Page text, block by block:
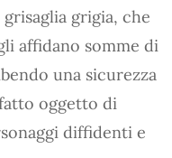
grigia, che
affidano somme di
una sicurezza
oggetto di
diffidenti e